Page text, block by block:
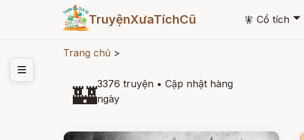
TruyệnXưaTíchCũ 🧚 Cổ tích 🞃
Trang chủ >
🏰3376 truyện • Cập nhật hàng
ngày